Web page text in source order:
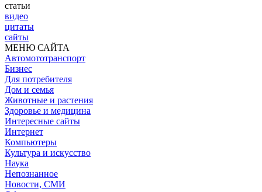
статьи
видео
цитаты
сайты
МЕНЮ САЙТА
Автомототранспорт
Бизнес
Для потребителя
Дом и семья
Животные и растения
Здоровье и медицина
Интересные сайты
Интернет
Компьютеры
Культура и искусство
Наука
Непознанное
Новости, СМИ